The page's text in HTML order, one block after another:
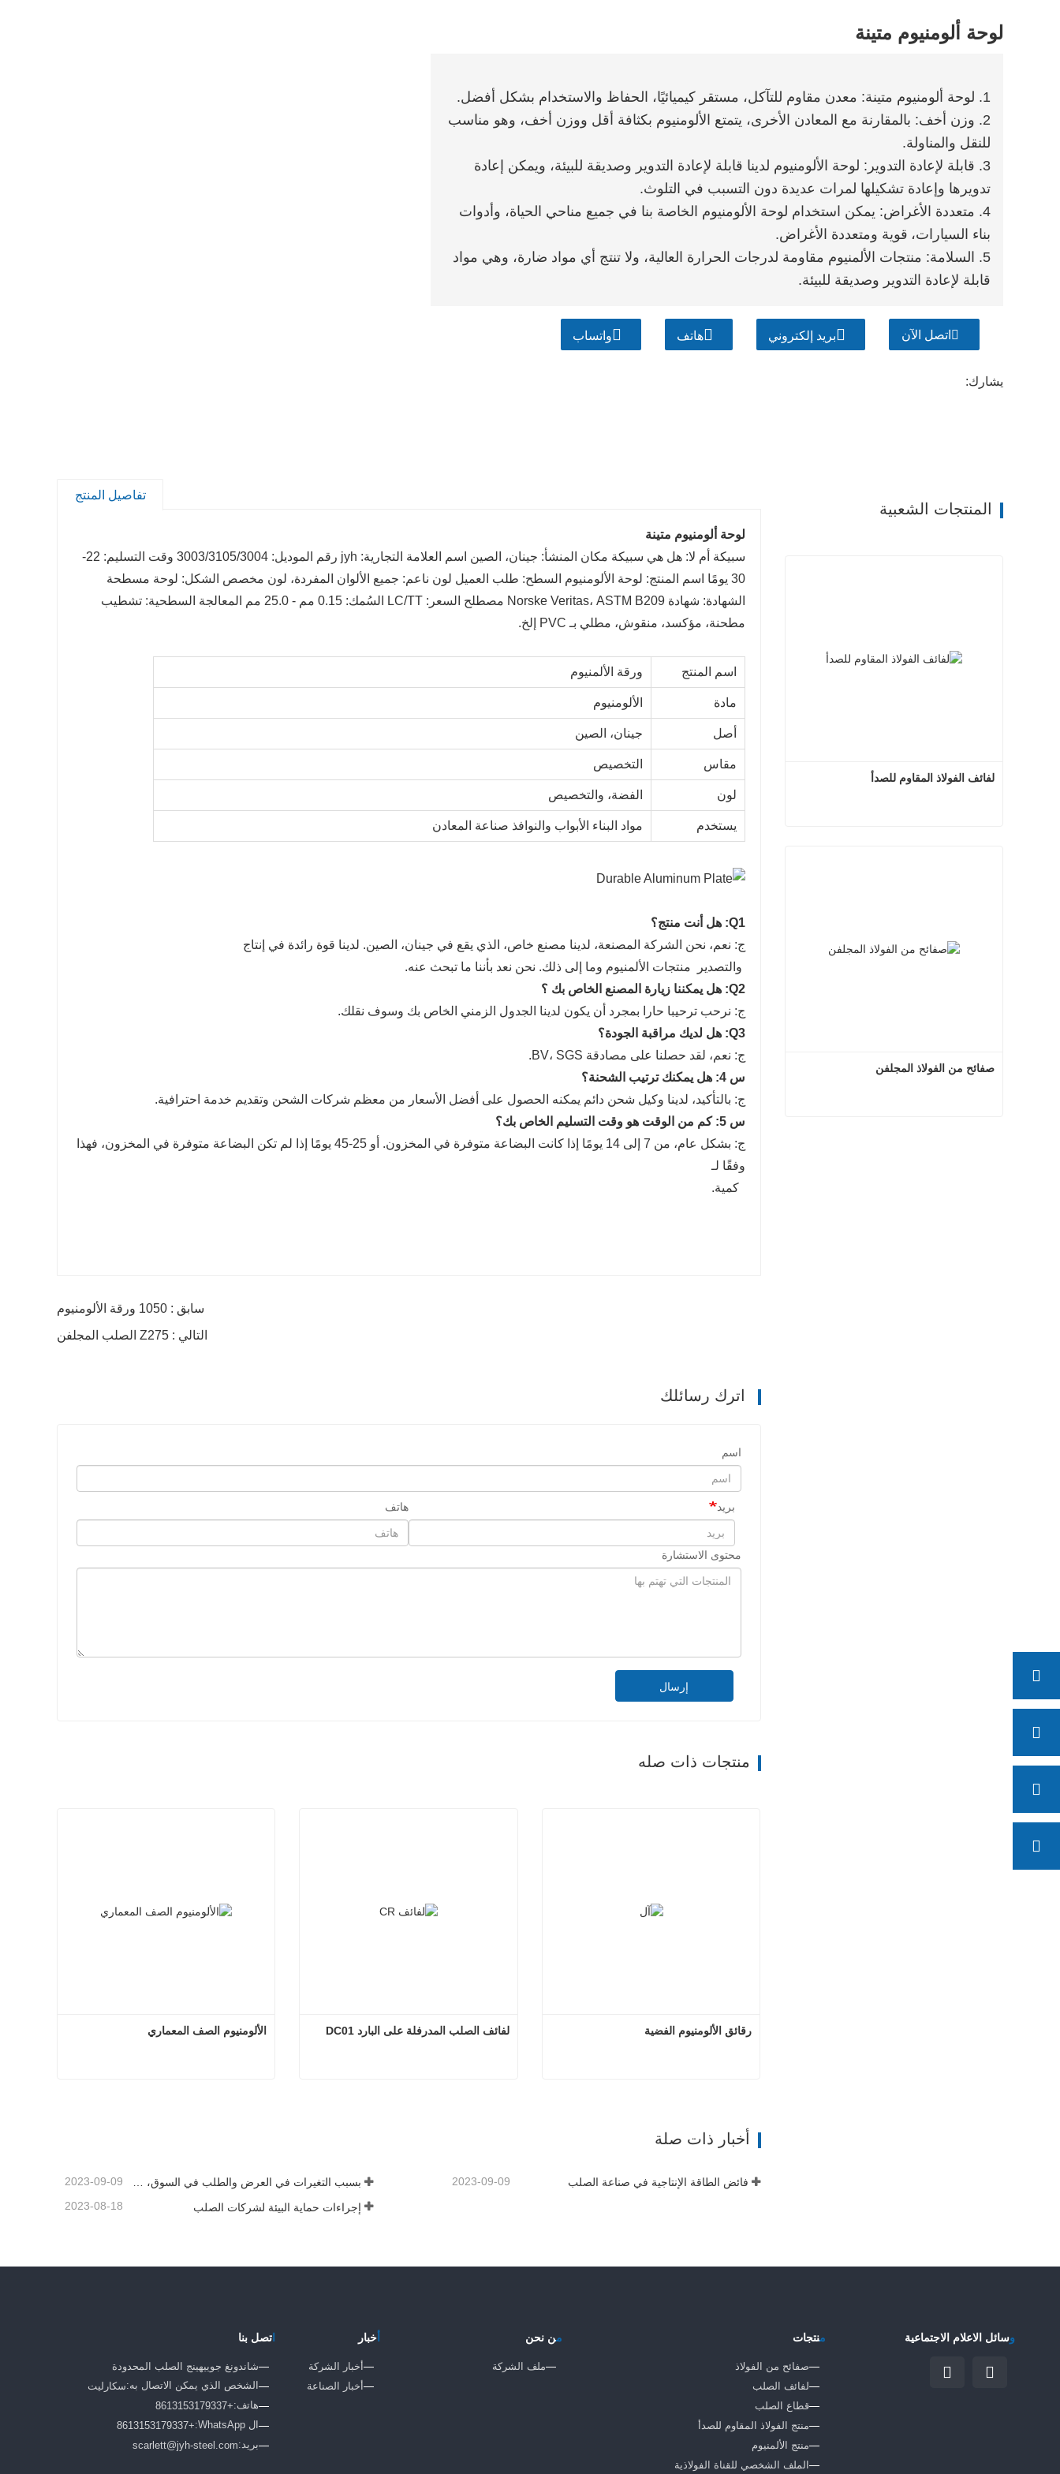
لوحة ألومنيوم متينة
1. لوحة ألومنيوم متينة: معدن مقاوم للتآكل، مستقر كيميائيًا، الحفاظ والاستخدام بشكل أفضل.
2. وزن أخف: بالمقارنة مع المعادن الأخرى، يتمتع الألومنيوم بكثافة أقل ووزن أخف، وهو مناسب
للنقل والمناولة.
3. قابلة لإعادة التدوير: لوحة الألومنيوم لدينا قابلة لإعادة التدوير وصديقة للبيئة، ويمكن إعادة
تدويرها وإعادة تشكيلها لمرات عديدة دون التسبب في التلوث.
4. متعددة الأغراض: يمكن استخدام لوحة الألومنيوم الخاصة بنا في جميع مناحي الحياة، وأدوات
بناء السيارات، قوية ومتعددة الأغراض.
5. السلامة: منتجات الألمنيوم مقاومة لدرجات الحرارة العالية، ولا تنتج أي مواد ضارة، وهي مواد
قابلة لإعادة التدوير وصديقة للبيئة.
اتصل الآن بريد إلكتروني هاتف واتساب
يشارك:
تفاصيل المنتج
لوحة ألومنيوم متينة
سبيكة أم لا: هل هي سبيكة مكان المنشأ: جينان، الصين اسم العلامة التجارية: jyh رقم الموديل: 3003/3105/3004 وقت التسليم: 22-
30 يومًا اسم المنتج: لوحة الألومنيوم السطح: طلب العميل لون ناعم: جميع الألوان المفردة، لون مخصص الشكل: لوحة مسطحة
الشهادة: شهادة Norske Veritas، ASTM B209 مصطلح السعر: LC/TT السُمك: 0.15 مم - 25.0 مم المعالجة السطحية: تشطيب
مطحنة، مؤكسد، منقوش، مطلي بـ PVC إلخ.
اسم المنتج ورقة الألمنيوم
مادة الألومنيوم
أصل جينان، الصين
مقاس التخصيص
لون الفضة، والتخصيص
يستخدم مواد البناء الأبواب والنوافذ صناعة المعادن
Q1: هل أنت منتج؟
ج: نعم، نحن الشركة المصنعة، لدينا مصنع خاص، الذي يقع في جينان، الصين. لدينا قوة رائدة في إنتاج
والتصدير
منتجات الألمنيوم وما إلى ذلك. نحن نعد بأننا ما تبحث عنه.
Q2: هل يمكننا زيارة المصنع الخاص بك ؟
ج: نرحب ترحيبا حارا بمجرد أن يكون لدينا الجدول الزمني الخاص بك وسوف نقلك.
Q3: هل لديك مراقبة الجودة؟
ج: نعم، لقد حصلنا على مصادقة BV، SGS.
س 4: هل يمكنك ترتيب الشحنة؟
ج: بالتأكيد، لدينا وكيل شحن دائم يمكنه الحصول على أفضل الأسعار من معظم شركات الشحن وتقديم خدمة احترافية.
س 5: كم من الوقت هو وقت التسليم الخاص بك؟
ج: بشكل عام، من 7 إلى 14 يومًا إذا كانت البضاعة متوفرة في المخزون. أو 25-45 يومًا إذا لم تكن البضاعة متوفرة في المخزون، فهذا
وفقًا لـ
كمية.
سابق : 1050 ورقة الألومنيوم
التالي : Z275 الصلب المجلفن
اترك رسائلك
اسم
بريد هاتف
محتوى الاستشارة
إرسال
منتجات ذات صله
الألومنيوم الصف المعماري لفائف الصلب المدرفلة على البارد DC01 رقائق الألومنيوم الفضية
أخبار ذات صلة
بسبب التغيرات في العرض والطلب في السوق، شهدت أسعار الصلب تقلبات كبيرة في الآونة الأخيرة 2023-09-09 فائض الطاقة الإنتاجية في صناعة الصلب 2023-09-09
إجراءات حماية البيئة لشركات الصلب 2023-08-18
المنتجات الشعبية
لفائف الفولاذ المقاوم للصدأ
صفائح من الفولاذ المجلفن
تصل بنا
شاندونغ جوييهينج الصلب المحدودة
الشخص الذي يمكن الاتصال به:سكارليت
هاتف:+8613153179337
ال WhatsApp:
+8613153179337
بريد:scarlett@jyh-steel.com
منتجات
صفائح من الفولاذ
لفائف الصلب
قطاع الصلب
منتج الفولاذ المقاوم للصدأ
منتج الألمنيوم
الملف الشخصي للقناة الفولاذية
من نحن
ملف الشركة
خبار
أخبار الشركة
أخبار الصناعة
وسائل الاعلام الاجتماعية